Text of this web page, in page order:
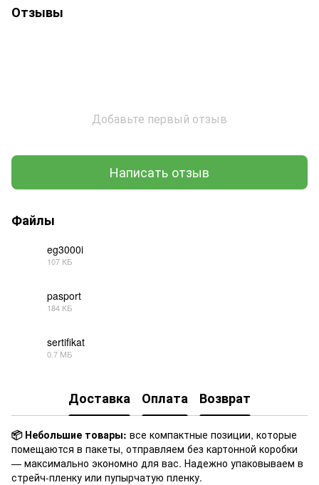
Отзывы
Добавьте первый отзыв
Написать отзыв
Файлы
eg3000i
107 КБ
pasport
184 КБ
sertifikat
0.7 МБ
Доставка Оплата Возврат
📦 Небольшие товары: все компактные позиции, которые
помещаются в пакеты, отправляем без картонной коробки
— максимально экономно для вас. Надежно упаковываем в
стрейч-пленку или пупырчатую пленку.